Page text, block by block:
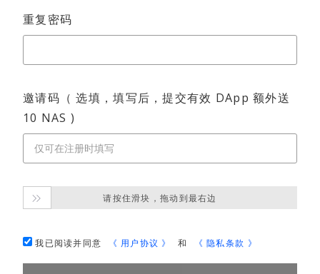
重复密码
邀请码（ 选填，填写后，提交有效 DApp 额外送
10 NAS )
 请按住滑块，拖动到最右边
我已阅读并同意 《 用户协议 》 和 《 隐私条款 》